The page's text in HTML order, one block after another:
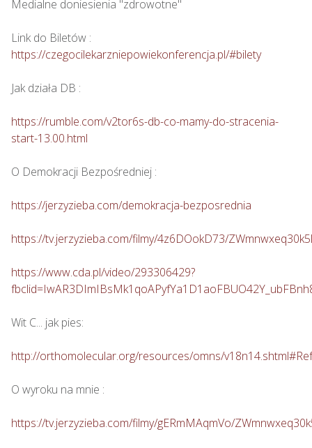
Medialne doniesienia "zdrowotne"
https://czegocilekarzniepowiekonferencja.pl/#bilety
Jak działa DB :
https://rumble.com/v2tor6s-db-co-mamy-do-stracenia-
start-13.00.html
O Demokracji Bezpośredniej :
https://jerzyzieba.com/demokracja-bezposrednia
https://tv.jerzyzieba.com/filmy/4z6DOokD73/
https://www.cda.pl/video/293306429?
Wit C... jak pies:
http://orthomolecular.org/resources/omns/
O wyroku na mnie :
https://tv.jerzyzieba.com/filmy/gERmMAqmVo/